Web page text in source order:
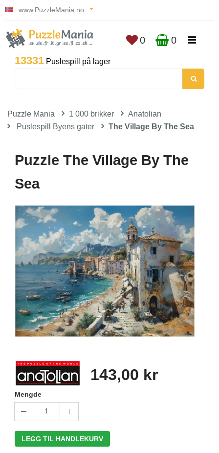
www.PuzzleMania.no
13331 Puslespill på lager
0 0
Puzzle Mania 1 000 brikker
Anatolian
Puslespill Byens gater
The Village By The Sea
Puzzle The Village By The
Sea
143,00 kr
Mengde
1
LEGG TIL HANDLEKURV